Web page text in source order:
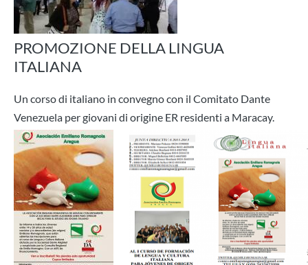
PROMOZIONE DELLA LINGUA
ITALIANA
Un corso di italiano in convegno con il Comitato Dante
Venezuela per giovani di origine ER residenti a Maracay.